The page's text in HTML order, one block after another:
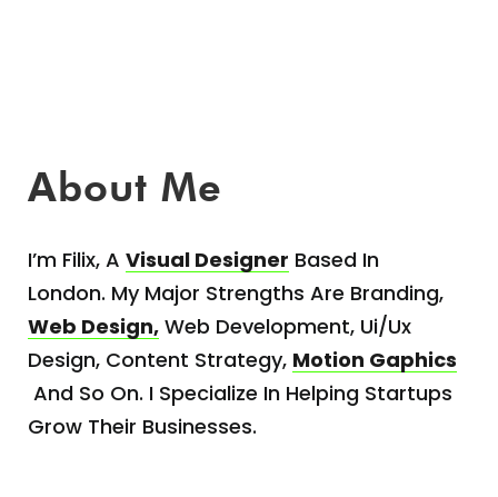
About Me
I’m Filix, A Visual Designer Based In
London. My Major Strengths Are Branding,
Web Design, Web Development, Ui/ux
Design, Content Strategy, Motion Gaphics
And So On. I Specialize In Helping Startups
Grow Their Businesses.